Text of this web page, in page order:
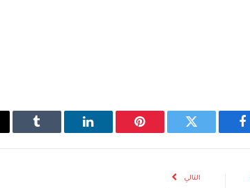
فيسبوك تويتر بينتيريستلينكدإن Tumblr
التالي